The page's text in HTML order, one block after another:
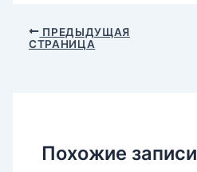
ПРЕДЫДУЩАЯ
СТРАНИЦА
Похожие записи